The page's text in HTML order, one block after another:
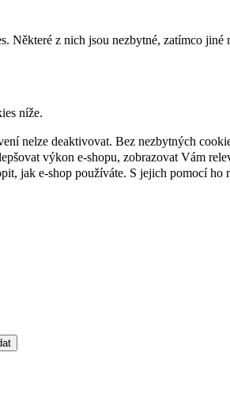
Některé z nich jsou nezbytné, zatímco
níže.
nelze deaktivovat. Bez nezbytných
výkon e-shopu, zobrazovat Vám
jak e-shop používáte. S jejich pomocí ho